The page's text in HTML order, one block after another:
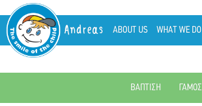
Andreas ABOUT US WHAT WE DO
ΒΑΠΤΙΣΗ ΓΑΜΟΣ